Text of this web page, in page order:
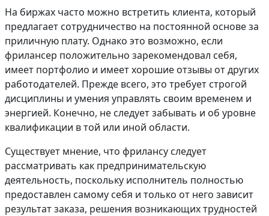
На биржах часто можно встретить клиента, который
предлагает сотрудничество на постоянной основе за
приличную плату. Однако это возможно, если
фрилансер положительно зарекомендовал себя,
имеет портфолио и имеет хорошие отзывы от других
работодателей. Прежде всего, это требует строгой
дисциплины и умения управлять своим временем и
энергией. Конечно, не следует забывать и об уровне
квалификации в той или иной области.
Существует мнение, что фрилансу следует
рассматривать как предпринимательскую
деятельность, поскольку исполнитель полностью
предоставлен самому себя и только от него зависит
результат заказа, решения возникающих трудностей